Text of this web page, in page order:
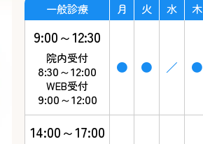
一般診療 月 火 水 木
9:00～12:30
院内受付
8:30～12:00
WEB受付
9:00～12:00
● ● ／ ●
14:00～17:00